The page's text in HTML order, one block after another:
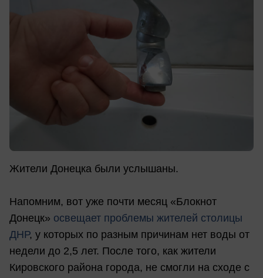
Жители Донецка были услышаны.
Напомним, вот уже почти месяц «Блокнот
Донецк» освещает проблемы жителей столицы
ДНР, у которых по разным причинам нет воды от
недели до 2,5 лет. После того, как жители
Кировского района города, не смогли на сходе с